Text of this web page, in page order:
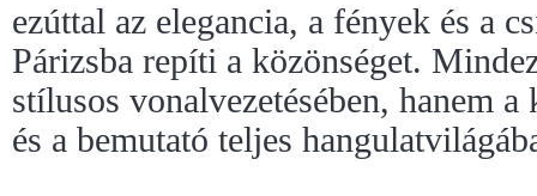
ezúttal az elegancia, a fények és a
Párizsba repíti a közönséget.
stílusos vonalvezetésében, hanem
és a bemutató teljes